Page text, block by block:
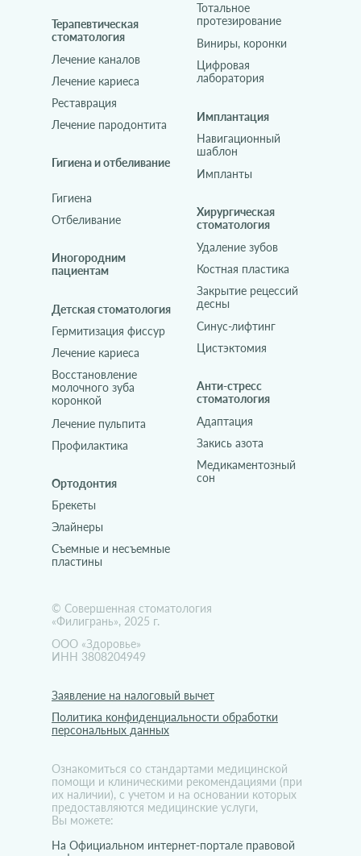
Политика конфиденциальности обработки
персональных данных
На Официальном интернет-портале правовой
Заявление на налоговый вычет
Ознакомиться со стандартами медицинской
помощи и клиническими рекомендациями (при
их наличии), с учетом и на основании которых
предоставляются медицинские услуги,
Вы можете:
ООО «Здоровье»
ИНН 3808204949
© Совершенная стоматология
«Филигрань», 2025 г.
Реставрация
Лечение пародонтита
Лечение кариеса
Лечение каналов
Терапевтическая
стоматология
Отбеливание
Гигиена
Гигиена и отбеливание
Иногородним
пациентам
Восстановление
молочного зуба
коронкой
Лечение пульпита
Профилактика
Лечение кариеса
Гермитизация фиссур
Детская стоматология
Тотальное
протезирование
Виниры, коронки
Цифровая
лаборатория
Импланты
Навигационный
шаблон
Имплантация
Закрытие рецессий
десны
Синус-лифтинг
Цистэктомия
Костная пластика
Удаление зубов
Хирургическая
стоматология
Элайнеры
Съемные и несъемные
пластины
Брекеты
Ортодонтия
Закись азота
Медикаментозный
сон
Адаптация
Анти-стресс
стоматология